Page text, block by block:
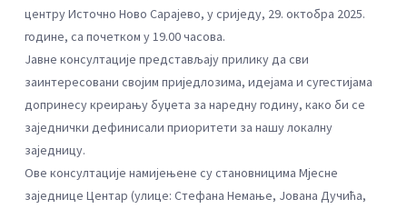
центру Источно Ново Сарајево, у сриједу, 29. октобра 2025.
године, са почетком у 19.00 часова.
Јавне консултације представљају прилику да сви
заинтересовани својим приједлозима, идејама и сугестијама
допринесу креирању буџета за наредну годину, како би се
заједнички дефинисали приоритети за нашу локалну
заједницу.
Ове консултације намијењене су становницима Мјесне
заједнице Центар (улице: Стефана Немање, Јована Дучића,